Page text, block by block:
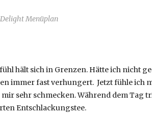
Menüplan
hält sich in Grenzen. Hätte ich nicht
immer fast verhungert. Jetzt fühle ich
sehr schmecken. Während dem Tag
Entschlackungstee.